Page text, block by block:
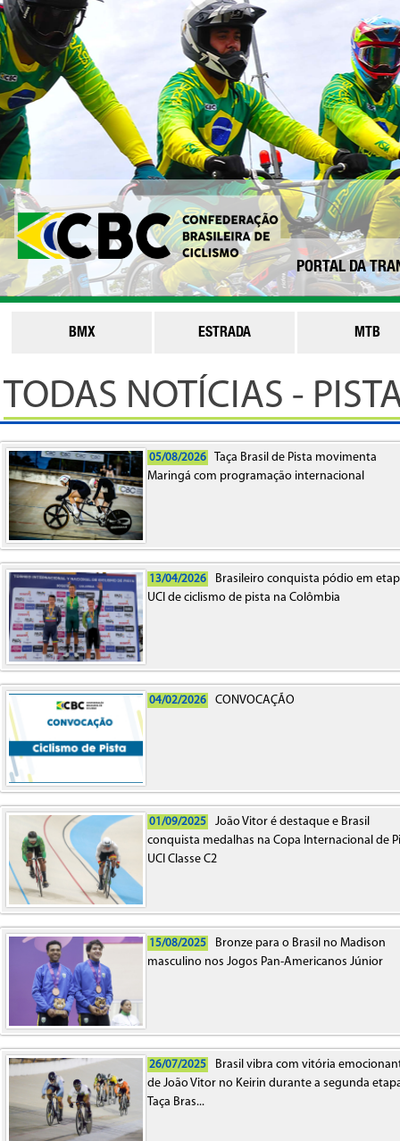
PORTAL DA
BMX ESTRADA MTB
TODAS NOTÍCIAS -
05/08/2026
Taça Brasil de Pista movimenta
Maringá com programação internacional
13/04/2026
Brasileiro conquista pódio em
UCI de ciclismo de pista na Colômbia
04/02/2026 CONVOCAÇÃO
01/09/2025
João Vitor é destaque e Brasil
conquista medalhas na Copa Internacional de
UCI Classe C2
15/08/2025
Bronze para o Brasil no Madison
masculino nos Jogos Pan-Americanos Júnior
26/07/2025
Brasil vibra com vitória
de João Vitor no Keirin durante a segunda
Taça Bras...